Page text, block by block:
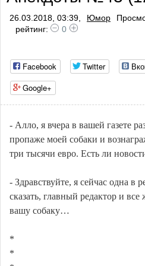
26.03.2018, 03:39, Юмор
рейтинг:
0
Facebook Twitter
Google+
- Алло, я вчера в вашей газете
пропаже моей собаки и
три тысячи евро. Есть ли
- Здравствуйте, я сейчас одна в
сказать, главный редактор и
вашу собаку…
*
*